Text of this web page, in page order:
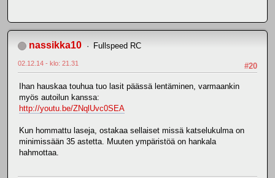
nassikka10 Fullspeed RC
#20
02.12.14 - klo: 21.31
Ihan hauskaa touhua tuo lasit päässä lentäminen, varmaankin
myös autoilun kanssa:
http://youtu.be/ZNqlUvc0SEA
Kun hommattu laseja, ostakaa sellaiset missä katselukulma on
minimissään 35 astetta. Muuten ympäristöä on hankala
hahmottaa.